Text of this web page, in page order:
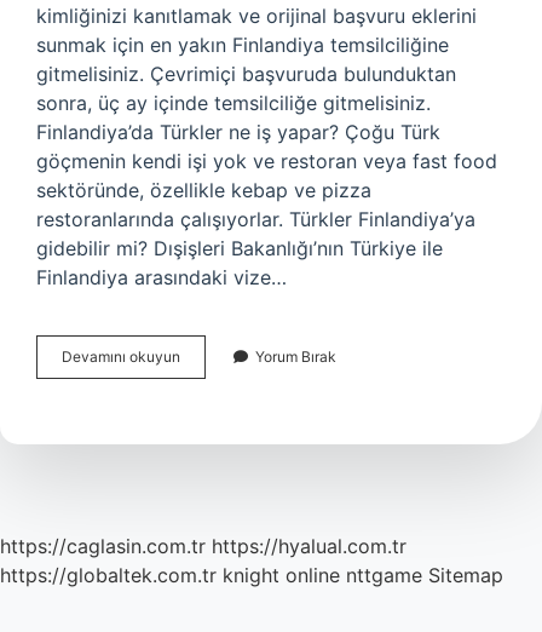
kimliğinizi kanıtlamak ve orijinal başvuru eklerini
sunmak için en yakın Finlandiya temsilciliğine
gitmelisiniz. Çevrimiçi başvuruda bulunduktan
sonra, üç ay içinde temsilciliğe gitmelisiniz.
Finlandiya’da Türkler ne iş yapar? Çoğu Türk
göçmenin kendi işi yok ve restoran veya fast food
sektöründe, özellikle kebap ve pizza
restoranlarında çalışıyorlar. Türkler Finlandiya’ya
gidebilir mi? Dışişleri Bakanlığı’nın Türkiye ile
Finlandiya arasındaki vize…
Devamını okuyun Finlandiyada
Çalışmak
Yapmalı
Yorum Bırak
https://caglasin.com.tr https://hyalual.com.tr
https://globaltek.com.tr knight online nttgame Sitemap